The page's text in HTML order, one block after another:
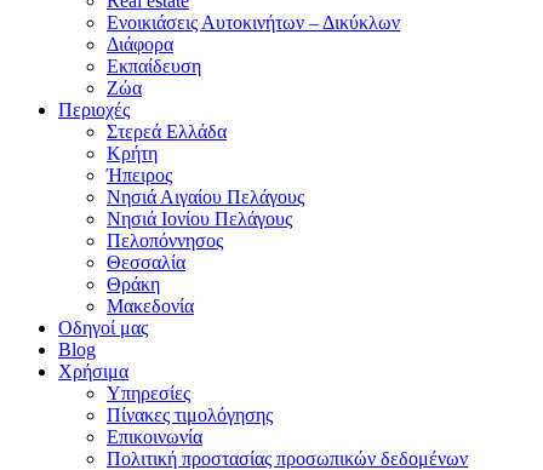
Ενοικιάσεις Αυτοκινήτων – Δικύκλων
Διάφορα
Εκπαίδευση
Ζώα
Περιοχές
Στερεά Ελλάδα
Κρήτη
Ήπειρος
Νησιά Αιγαίου Πελάγους
Νησιά Ιονίου Πελάγους
Πελοπόννησος
Θεσσαλία
Θράκη
Μακεδονία
Οδηγοί μας
Blog
Χρήσιμα
Υπηρεσίες
Πίνακες τιμολόγησης
Επικοινωνία
Πολιτική προστασίας προσωπικών δεδομένων